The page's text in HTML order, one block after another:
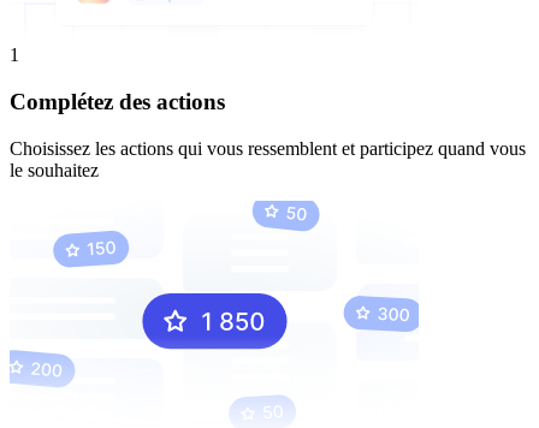
1
Complétez des actions
Choisissez les actions qui vous ressemblent et participez quand vous
le souhaitez